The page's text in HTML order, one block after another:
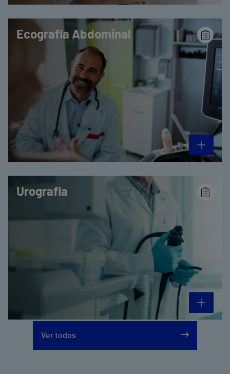
Ecografia Abdominal
Urografia
Ver todos